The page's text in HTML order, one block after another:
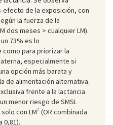
efecto de la exposición, con
la fuerza de la
dos meses > cualquier LM).
73% es lo
para priorizar la
especialmente si
opción más barata y
de alimentación alternativa.
frente a la lactancia
menor riesgo de SMSL
con LM2 (OR combinada
0,81).